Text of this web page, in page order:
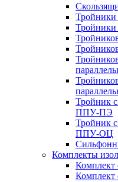
Тройник
ППУ-ПЭ
Тройник
ППУ-ОЦ
Комплекты
Комплект
Комплект